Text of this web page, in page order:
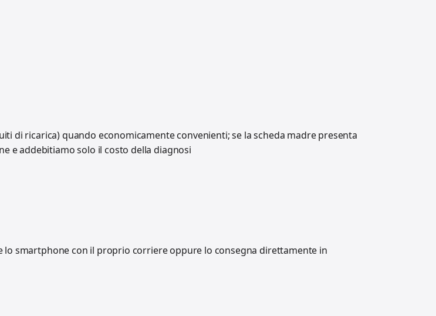
di ricarica) quando economicamente convenienti; se la scheda madre presenta
e addebitiamo solo il costo della diagnosi
lo smartphone con il proprio corriere oppure lo consegna direttamente in